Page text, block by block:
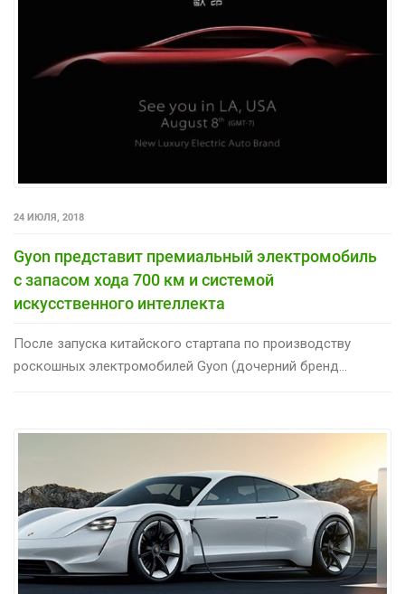
24 ИЮЛЯ, 2018
Gyon представит премиальный электромобиль
с запасом хода 700 км и системой
искусственного интеллекта
После запуска китайского стартапа по производству
роскошных электромобилей Gyon (дочерний бренд...